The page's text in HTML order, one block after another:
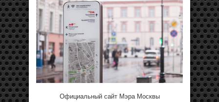
Официальный сайт Мэра Москвы